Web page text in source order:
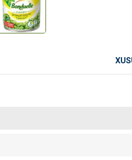
времени. Курьер Анвар, спасибо ему!